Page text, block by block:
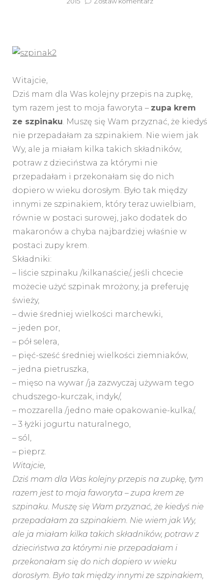
Witajcie,
Dziś mam dla Was kolejny przepis na zupkę,
tym razem jest to moja faworyta – zupa krem
ze szpinaku. Muszę się Wam przyznać, że kiedyś
nie przepadałam za szpinakiem. Nie wiem jak
Wy, ale ja miałam kilka takich składników,
potraw z dzieciństwa za którymi nie
przepadałam i przekonałam się do nich
dopiero w wieku dorosłym. Było tak między
innymi ze szpinakiem, który teraz uwielbiam,
równie w postaci surowej, jako dodatek do
makaronów a chyba najbardziej właśnie w
postaci zupy krem.
Składniki:
– liście szpinaku /kilkanaście/, jeśli chcecie
możecie użyć szpinak mrożony, ja preferuję
świeży,
– dwie średniej wielkości marchewki,
– jeden por,
– pół selera,
– pięć-sześć średniej wielkości ziemniaków,
– jedna pietruszka,
– mięso na wywar /ja zazwyczaj używam tego
chudszego-kurczak, indyk/,
– mozzarella /jedno małe opakowanie-kulka/,
– 3 łyżki jogurtu naturalnego,
– sól,
– pieprz.
Witajcie,
Dziś mam dla Was kolejny przepis na zupkę, tym
razem jest to moja faworyta – zupa krem ze
szpinaku. Muszę się Wam przyznać, że kiedyś nie
przepadałam za szpinakiem. Nie wiem jak Wy,
ale ja miałam kilka takich składników, potraw z
dzieciństwa za którymi nie przepadałam i
przekonałam się do nich dopiero w wieku
dorosłym. Było tak między innymi ze szpinakiem,